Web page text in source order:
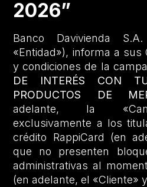
2026”
Banco Davivienda
«Entidad»), informa a
y condiciones de la
DE INTERÉS CON
PRODUCTOS DE
adelante, la
exclusivamente a los
crédito RappiCard (en
que no presenten
administrativas al
(en adelante, el «Cliente»